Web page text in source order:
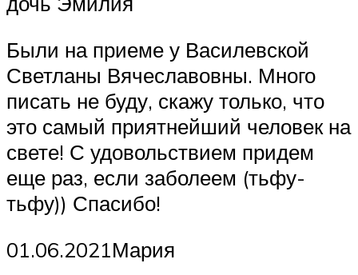
Были на приеме у Василевской
Светланы Вячеславовны. Много
писать не буду, скажу только, что
это самый приятнейший человек на
свете! С удовольствием придем
еще раз, если заболеем (тьфу-
тьфу)) Спасибо!
01.06.2021Мария